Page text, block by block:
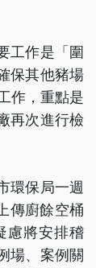
工作是「圍
保其他豬場
作，重點是
再次進行檢
環保局一週
傳廚餘空桶
慮將安排稽
場、案例關